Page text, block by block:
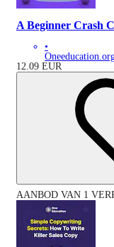
A Beginner Crash
•
12.09 EUR
AANBOD VAN 1